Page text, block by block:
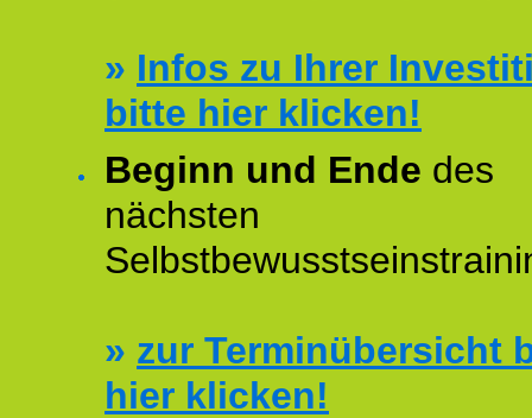
» Infos zu Ihrer
bitte hier klicken!
Beginn und Ende des
nächsten
» zur Terminübersicht
hier klicken!